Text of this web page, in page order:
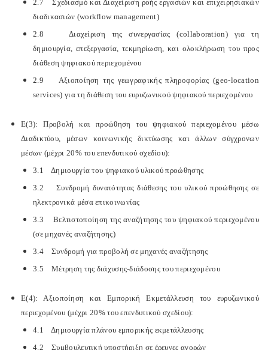
2.7 Σχεδιασμό και Διαχείριση ροής εργασιών και επιχειρησιακών
διαδικασιών (workflow management)
2.8 Διαχείριση της συνεργασίας (collaboration) για τη
δημιουργία, επεξεργασία, τεκμηρίωση, και ολοκλήρωση του προς
διάθεση ψηφιακού περιεχομένου
2.9 Αξιοποίηση της γεωγραφικής πληροφορίας (geo-location
services) για τη διάθεση του ευρυζωνικού ψηφιακού περιεχομένου
Ε(3): Προβολή και προώθηση του ψηφιακού περιεχομένου μέσω
Διαδικτύου, μέσων κοινωνικής δικτύωσης και άλλων σύγχρονων
μέσων (μέχρι 20% του επενδυτικού σχεδίου):
3.1 Δημιουργία του ψηφιακού υλικού προώθησης
3.2 Συνδρομή δυνατότητας διάθεσης του υλικού προώθησης σε
ηλεκτρονικά μέσα επικοινωνίας
3.3 Βελτιστοποίηση της αναζήτησης του ψηφιακού περιεχομένου
(σε μηχανές αναζήτησης)
3.4 Συνδρομή για προβολή σε μηχανές αναζήτησης
3.5 Μέτρηση της διάχυσης-διάδοσης του περιεχομένου
Ε(4): Αξιοποίηση και Εμπορική Εκμετάλλευση του ευρυζωνικού
περιεχομένου (μέχρι 20% του επενδυτικού σχεδίου):
4.1 Δημιουργία πλάνου εμπορικής εκμετάλλευσης
4.2 Συμβουλευτική υποστήριξη σε έρευνες αγορών